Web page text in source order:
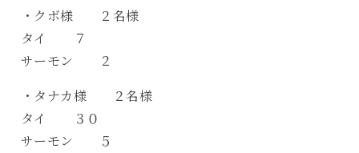
・クボ様 ２名様
タイ ７
サーモン ２
・タナカ様 ２名様
タイ ３０
サーモン ５